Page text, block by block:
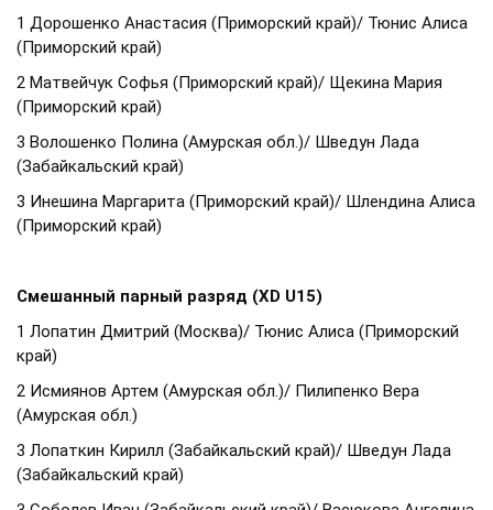
1 Дорошенко Анастасия (Приморский край)/ Тюнис Алиса
(Приморский край)
2 Матвейчук Софья (Приморский край)/ Щекина Мария
(Приморский край)
3 Волошенко Полина (Амурская обл.)/ Шведун Лада
(Забайкальский край)
3 Инешина Маргарита (Приморский край)/ Шлендина Алиса
(Приморский край)
Смешанный парный разряд (XD U15)
1 Лопатин Дмитрий (Москва)/ Тюнис Алиса (Приморский
край)
2 Исмиянов Артем (Амурская обл.)/ Пилипенко Вера
(Амурская обл.)
3 Лопаткин Кирилл (Забайкальский край)/ Шведун Лада
(Забайкальский край)